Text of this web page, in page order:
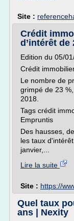
Site :
Crédit
d’intérêt de
Edition du 05/
Crédit
Le nombre de
grimpé de 23
2018.
Tags crédit
Empruntis
Des hausses,
les taux
janvier,...
Lire la suite
Site : https://
Quel taux
ans | Nexity